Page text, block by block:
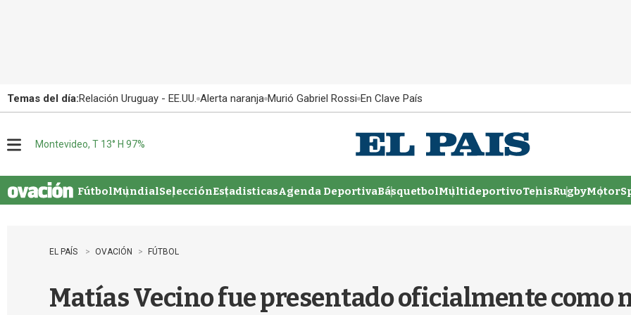
Temas del día:Relación Uruguay - EE.UU. Alerta naranja Murió Gabriel Rossi En Clave País
u
Montevideo, T 13° H 97%
FútbolMundialSelecciónEstadisticasAgenda DeportivaBásquetbolMultideportivoTenisRugby
EL PAÍS OVACIÓN FÚTBOL
Matías Vecino fue presentado oficialmente como